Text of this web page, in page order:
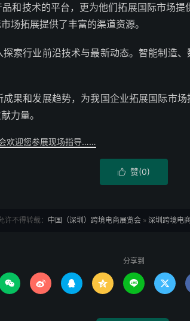
和技术的平台，更为他们拓展国际市场
场拓展提供了丰富的渠道资源。
索行业前沿技术与最新动态。智能制造
果和发展趋势，为我国企业拓展国际市
力量。
欢迎您参展现场指导……
 赞(0)
许不得转载： 中国（深圳）跨境电商展览会 » 深圳跨境电
分享到
     